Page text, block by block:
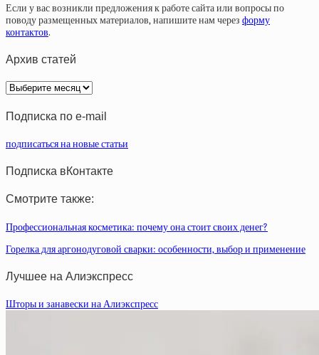
Если у вас возникли предложения к работе сайта или вопросы по
поводу размещенных материалов, напишите нам через форму
контактов.
Архив статей
Архив
статей
Подписка по e-mail
подписаться на новые статьи
Подписка вКонтакте
Смотрите также:
Профессиональная косметика: почему она стоит своих денег?
Горелка для аргонодуговой сварки: особенности, выбор и применение
Лучшее на Алиэкспресс
Шторы и занавески на Алиэкспресс